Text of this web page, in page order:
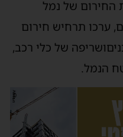
החירום של נמל
, ערכו תרחיש חירום
ושריפה של כלי רכב,
הנמל.